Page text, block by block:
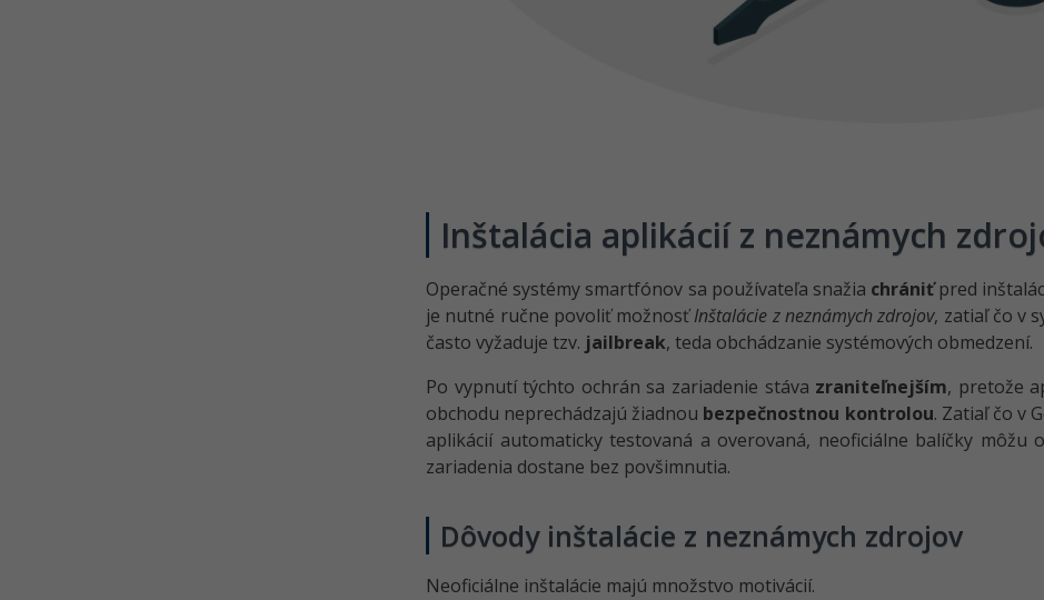
Inštalácia aplikácií z neznámych
Operačné systémy smartfónov sa používateľa snažia chrániťpred
je nutné ručne povoliť možnosťInštalácie z neznámych zdrojov, zatiaľ čo v
často vyžaduje tzv. jailbreak, teda obchádzanie systémových obmedzení.
Po vypnutí týchto ochrán sa zariadenie stáva zraniteľnejším, pretože
obchodu neprechádzajú žiadnou bezpečnostnou kontrolou. Zatiaľ čo v
aplikácií automaticky testovaná a overovaná, neoficiálne balíčky môžu
zariadenia dostane bez povšimnutia.
Dôvody inštalácie z neznámych zdrojov
Neoficiálne inštalácie majú množstvo motivácií.